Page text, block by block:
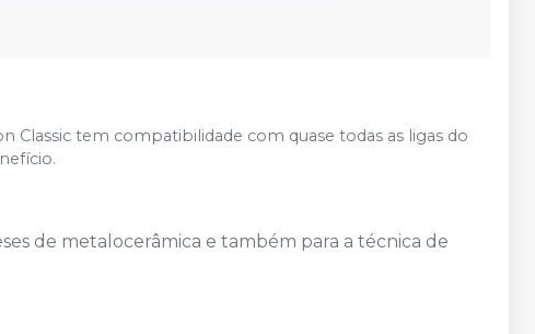
Classic tem compatibilidade com quase todas as ligas do
de metalocerâmica e também para a técnica de